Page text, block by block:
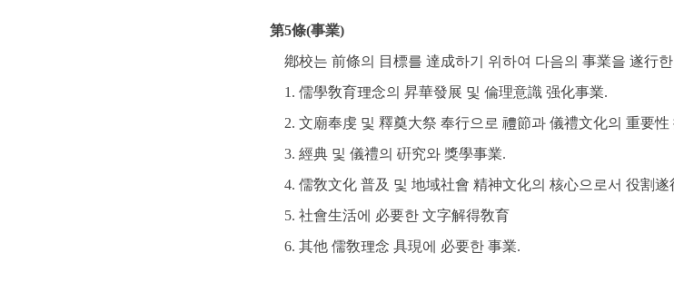
第5條(事業)
鄕校는 前條의 目標를 達成하기 위하여 다음의 事業을 遂行
1. 儒學敎育理念의 昇華發展 및 倫理意識 强化事業.
2. 文廟奉虔 및 釋奠大祭 奉行으로 禮節과 儀禮文化의 重要性
3. 經典 및 儀禮의 硏究와 獎學事業.
4. 儒敎文化 普及 및 地域社會 精神文化의 核心으로서 役割遂
5. 社會生活에 必要한 文字解得敎育
6. 其他 儒敎理念 具現에 必要한 事業.